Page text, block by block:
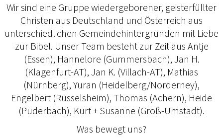
Wir sind eine Gruppe wiedergeborener, geisterfüllter
Christen aus Deutschland und Österreich aus
unterschiedlichen Gemeindehintergründen mit Liebe
zur Bibel. Unser Team besteht zur Zeit aus Antje
(Essen), Hannelore (Gummersbach), Jan H.
(Klagenfurt-AT), Jan K. (Villach-AT), Mathias
(Nürnberg), Yuran (Heidelberg/Norderney),
Engelbert (Rüsselsheim), Thomas (Achern), Heide
(Puderbach), Kurt + Susanne (Groß-Umstadt).
Was bewegt uns?